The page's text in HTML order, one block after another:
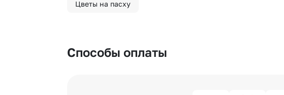
Цветы на пасху
Способы оплаты